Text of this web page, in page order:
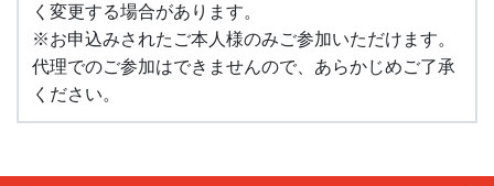
く変更する場合があります。
※お申込みされたご本人様のみご参加いただけます。
代理でのご参加はできませんので、あらかじめご了承
ください。